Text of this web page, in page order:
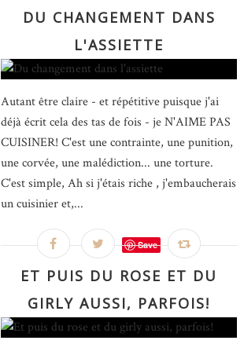
DU CHANGEMENT DANS
L'ASSIETTE
Autant être claire - et répétitive puisque j'ai
déjà écrit cela des tas de fois - je N'AIME PAS
CUISINER! C'est une contrainte, une punition,
une corvée, une malédiction... une torture.
C'est simple, Ah si j'étais riche , j'embaucherais
un cuisinier et,...
Save
ET PUIS DU ROSE ET DU
GIRLY AUSSI, PARFOIS!